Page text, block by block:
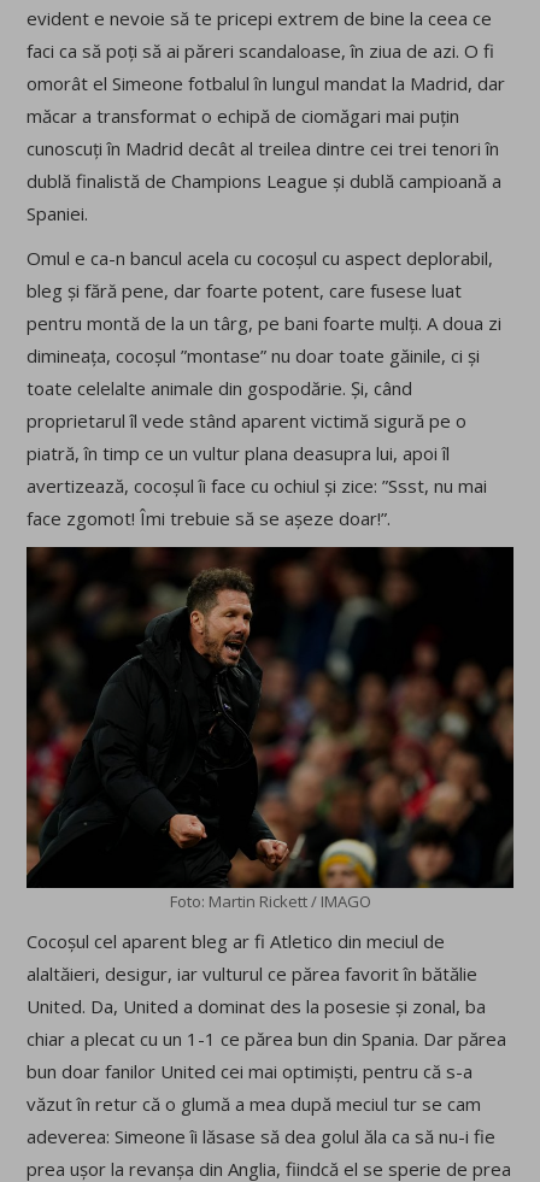
evident e nevoie să te pricepi extrem de bine la ceea ce
faci ca să poți să ai păreri scandaloase, în ziua de azi. O fi
omorât el Simeone fotbalul în lungul mandat la Madrid, dar
măcar a transformat o echipă de ciomăgari mai puțin
cunoscuți în Madrid decât al treilea dintre cei trei tenori în
dublă finalistă de Champions League și dublă campioană a
Spaniei.
Omul e ca-n bancul acela cu cocoșul cu aspect deplorabil,
bleg și fără pene, dar foarte potent, care fusese luat
pentru montă de la un târg, pe bani foarte mulți. A doua zi
dimineața, cocoșul ”montase” nu doar toate găinile, ci și
toate celelalte animale din gospodărie. Și, când
proprietarul îl vede stând aparent victimă sigură pe o
piatră, în timp ce un vultur plana deasupra lui, apoi îl
avertizează, cocoșul îi face cu ochiul și zice: ”Ssst, nu mai
face zgomot! Îmi trebuie să se așeze doar!”.
Foto: Martin Rickett / IMAGO
Cocoșul cel aparent bleg ar fi Atletico din meciul de
alaltăieri, desigur, iar vulturul ce părea favorit în bătălie
United. Da, United a dominat des la posesie și zonal, ba
chiar a plecat cu un 1-1 ce părea bun din Spania. Dar părea
bun doar fanilor United cei mai optimiști, pentru că s-a
văzut în retur că o glumă a mea după meciul tur se cam
adeverea: Simeone îi lăsase să dea golul ăla ca să nu-i fie
prea ușor la revanșa din Anglia, fiindcă el se sperie de prea